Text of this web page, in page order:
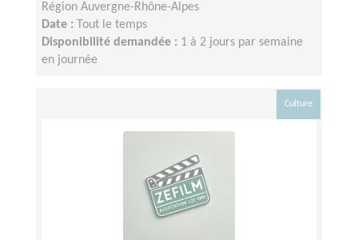
Région Auvergne-Rhône-Alpes
Date :
Tout le temps
Disponibilité demandée : 1 à 2 jours par semaine
en journée
Culture